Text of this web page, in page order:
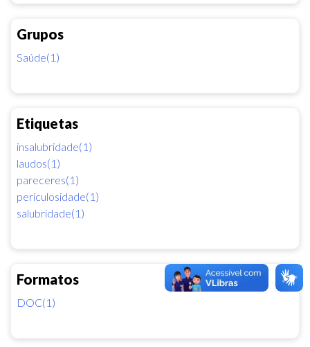
Grupos
Saúde(1)
Etiquetas
insalubridade(1)
laudos(1)
pareceres(1)
periculosidade(1)
salubridade(1)
Formatos
DOC(1)